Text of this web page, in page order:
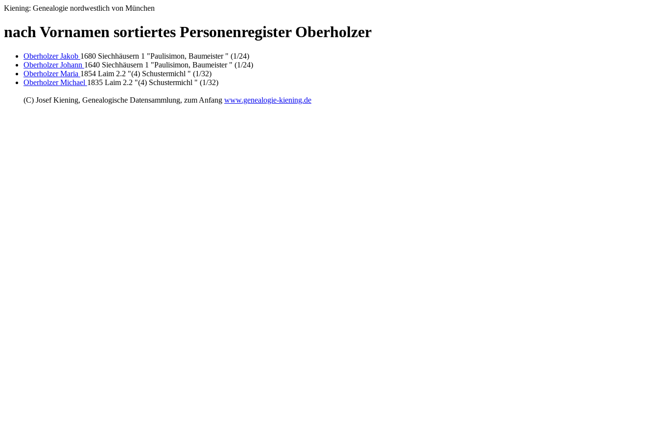
Kiening: Genealogie nordwestlich von München
nach Vornamen sortiertes Personenregister Oberholzer
Oberholzer Jakob 1680 Siechhäusern 1 "Paulisimon, Baumeister " (1/24)
Oberholzer Johann 1640 Siechhäusern 1 "Paulisimon, Baumeister " (1/24)
Oberholzer Maria 1854 Laim 2.2 "(4) Schustermichl " (1/32)
Oberholzer Michael 1835 Laim 2.2 "(4) Schustermichl " (1/32)
(C) Josef Kiening, Genealogische Datensammlung, zum Anfang www.genealogie-kiening.de